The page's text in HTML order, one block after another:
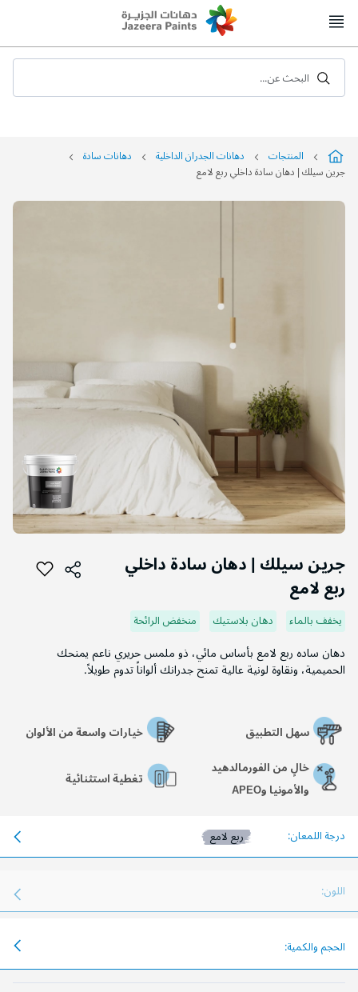
to
البحث عن...
المنتجات دهانات الجدران الداخلية
دهانات سادة
جرين سيلك | دهان سادة داخلي ربع لامع
جرين سيلك | دهان سادة داخلي
ربع لامع
يخفف بالماء دهان بلاستيك منخفض الرائحة
دهان ساده ربع لامع بأساس مائي، ذو ملمس حريري ناعم يمنحك
الحميمية، ونقاوة لونية عالية تمنح جدرانك ألواناً تدوم طويلاً.
سهل التطبيق
خيارات واسعة من الألوان
خالٍ من الفورمالدهيد
والأمونيا وAPEO
تغطية استثنائية
درجة اللمعان: ربع لامع
اللون:
الحجم والكمية:
التخطي
التخطي
إلى
بداية
معرض
الصور